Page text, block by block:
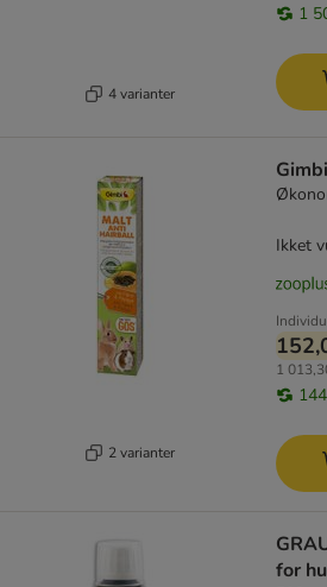
4 varianter
1
2 varianter
1
Ikket
for